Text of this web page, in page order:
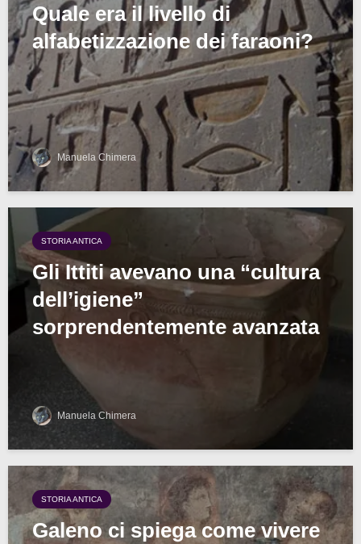
Quale era il livello di
alfabetizzazione dei faraoni?
Manuela Chimera
STORIA ANTICA
Gli Ittiti avevano una “cultura
dell’igiene”
sorprendentemente avanzata
Manuela Chimera
STORIA ANTICA
Galeno ci spiega come vivere